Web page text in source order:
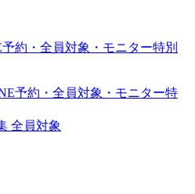
約・全員対象・モニター特別
全員対象